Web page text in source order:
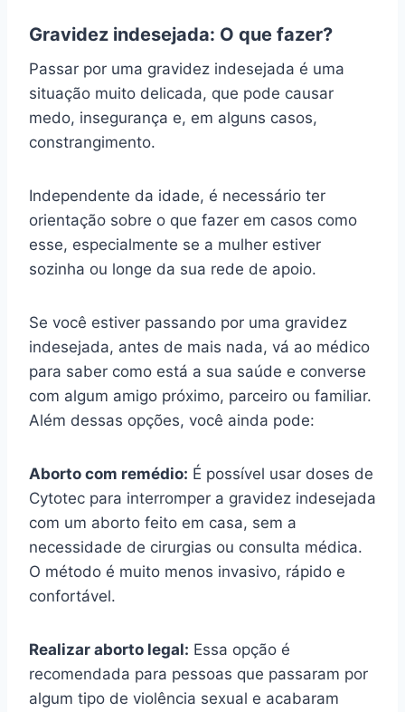
Gravidez indesejada: O que fazer?
Passar por uma gravidez indesejada é uma
situação muito delicada, que pode causar
medo, insegurança e, em alguns casos,
constrangimento.
Independente da idade, é necessário ter
orientação sobre o que fazer em casos como
esse, especialmente se a mulher estiver
sozinha ou longe da sua rede de apoio.
Se você estiver passando por uma gravidez
indesejada, antes de mais nada, vá ao médico
para saber como está a sua saúde e converse
com algum amigo próximo, parceiro ou familiar.
Além dessas opções, você ainda pode:
Aborto com remédio: É possível usar doses de
Cytotec para interromper a gravidez indesejada
com um aborto feito em casa, sem a
necessidade de cirurgias ou consulta médica.
O método é muito menos invasivo, rápido e
confortável.
Realizar aborto legal: Essa opção é
recomendada para pessoas que passaram por
algum tipo de violência sexual e acabaram